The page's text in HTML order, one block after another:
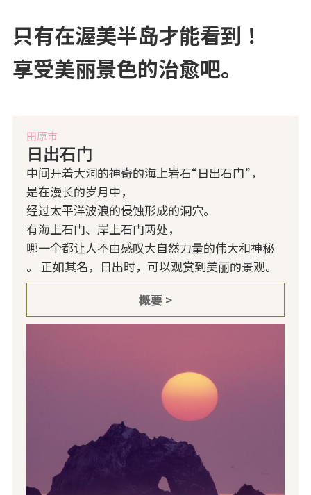
只有在渥美半岛才能看到！
享受美丽景色的治愈吧。
田原市
日出石门
中间开着大洞的神奇的海上岩石“日出石门”，
是在漫长的岁月中，
经过太平洋波浪的侵蚀形成的洞穴。
有海上石门、岸上石门两处，
哪一个都让人不由感叹大自然力量的伟大和神秘
。 正如其名，日出时，可以观赏到美丽的景观。
概要 >